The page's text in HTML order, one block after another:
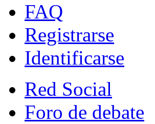
FAQ
Registrarse
Identificarse
Red Social
Foro de debate